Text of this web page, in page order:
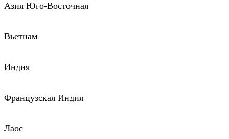
Азия Юго-Восточная
Вьетнам
Индия
Французская Индия
Лаос